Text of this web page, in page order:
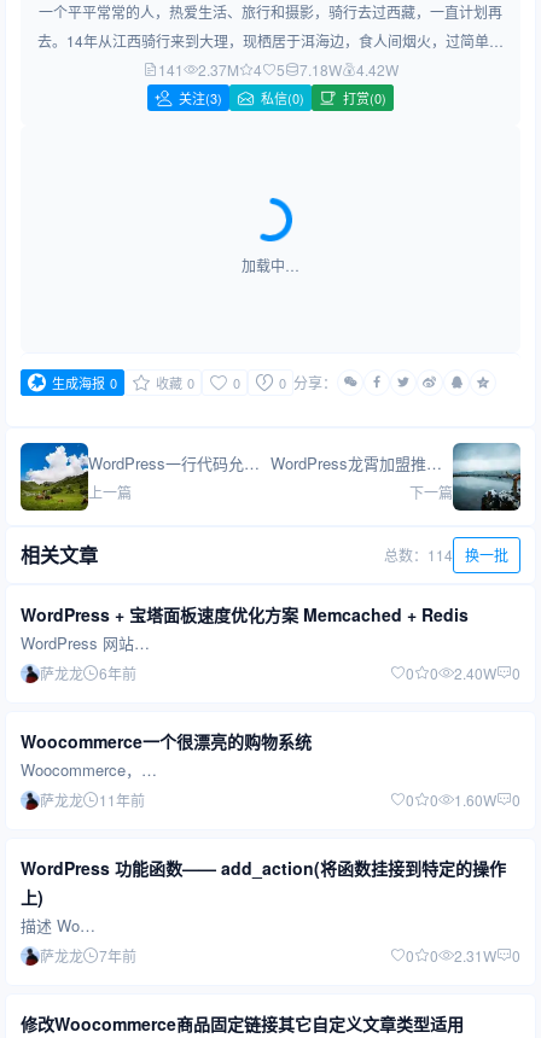
一个平平常常的人，热爱生活、旅行和摄影，骑行去过西藏，一直计划再
去。14年从江西骑行来到大理，现栖居于洱海边，食人间烟火，过简单生
活，做简约设计！
141 2.37M 4 5 7.18W 4.42W
关注(3) 私信(0) 打赏(0)
加载中…
生成海报 0 收藏 0 0 0 分享：
WordPress一行代码允许重复评论的功能
上一篇
WordPress龙霄加盟推广系统 —— 数据一目了然，结算一步到位：多语言电商推广管理后台
下一篇
相关文章 总数：114 换一批
WordPress + 宝塔面板速度优化方案 Memcached + Redis
WordPress 网站…
萨龙龙 6年前 0 0 2.40W 0
Woocommerce一个很漂亮的购物系统
Woocommerce，…
萨龙龙 11年前 0 0 1.60W 0
WordPress 功能函数—— add_action(将函数挂接到特定的操作
上)
描述 Wo…
萨龙龙 7年前 0 0 2.31W 0
修改Woocommerce商品固定链接其它自定义文章类型适用